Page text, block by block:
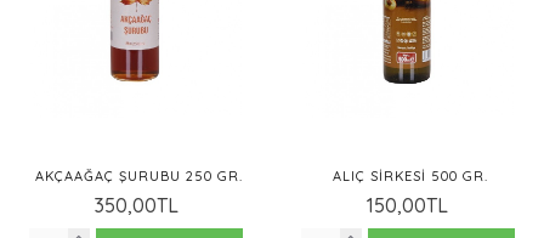
AKÇAAĞAÇ ŞURUBU 250 GR.
350,00TL
ALIÇ SIRKESI 500 GR.
150,00TL